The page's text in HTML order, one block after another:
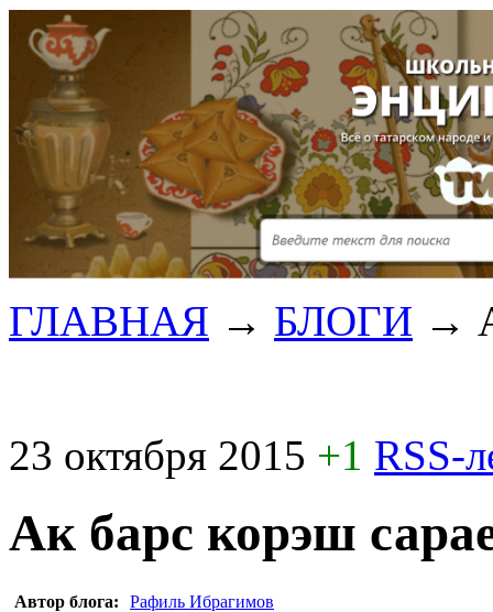
ГЛАВНАЯ → БЛОГИ →
23 октября 2015 +1 RSS-
Ак барс корэш
Автор блога: Рафиль Ибрагимов